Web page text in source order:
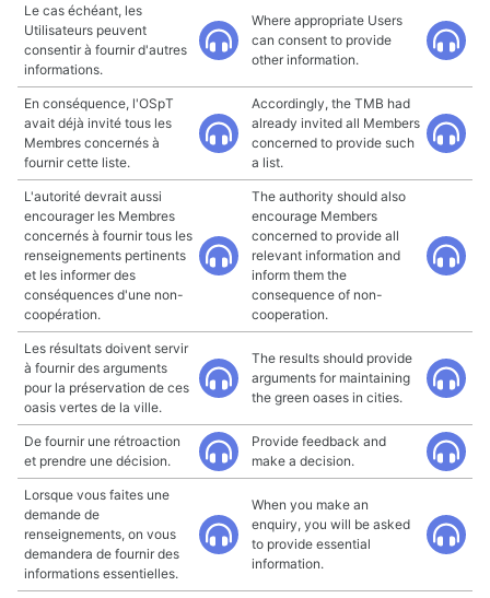
Le cas échéant, les
Utilisateurs peuvent
consentir à fournir d'autres
informations.
Where appropriate Users
can consent to provide
other information.
En conséquence, l'OSpT
avait déjà invité tous les
Membres concernés à
fournir cette liste.
Accordingly, the TMB had
already invited all Members
concerned to provide such
a list.
L'autorité devrait aussi
encourager les Membres
concernés à fournir tous les
renseignements pertinents
et les informer des
conséquences d'une non-
coopération.
The authority should also
encourage Members
concerned to provide all
relevant information and
inform them the
consequence of non-
cooperation.
Les résultats doivent servir
à fournir des arguments
pour la préservation de ces
oasis vertes de la ville.
The results should provide
arguments for maintaining
the green oases in cities.
De fournir une rétroaction
et prendre une décision.
Provide feedback and
make a decision.
Lorsque vous faites une
demande de
renseignements, on vous
demandera de fournir des
informations essentielles.
When you make an
enquiry, you will be asked
to provide essential
information.